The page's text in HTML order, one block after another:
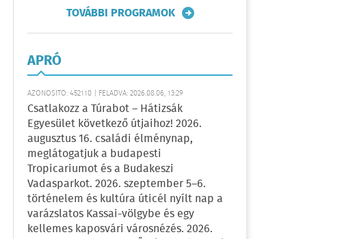
TOVÁBBI PROGRAMOK
APRÓ
AZONOSÍTÓ: 452110 | FELADVA: 2026.08.06, 13:29
Csatlakozz a Túrabot – Hátizsák
Egyesület következő útjaihoz! 2026.
augusztus 16. családi élménynap,
meglátogatjuk a budapesti
Tropicariumot és a Budakeszi
Vadasparkot. 2026. szeptember 5–6.
történelem és kultúra úticél nyílt nap a
varázslatos Kassai-völgybe és egy
kellemes kaposvári városnézés. 2026.